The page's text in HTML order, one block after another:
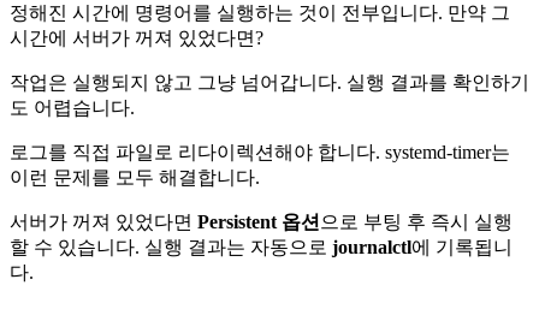
정해진 시간에 명령어를 실행하는 것이 전부입니다. 만약 그
시간에 서버가 꺼져 있었다면?
작업은 실행되지 않고 그냥 넘어갑니다. 실행 결과를 확인하기
도 어렵습니다.
로그를 직접 파일로 리다이렉션해야 합니다. systemd-timer는
이런 문제를 모두 해결합니다.
서버가 꺼져 있었다면 Persistent 옵션 으로 부팅 후 즉시 실행
할 수 있습니다. 실행 결과는 자동으로 journalctl에 기록됩니
다.